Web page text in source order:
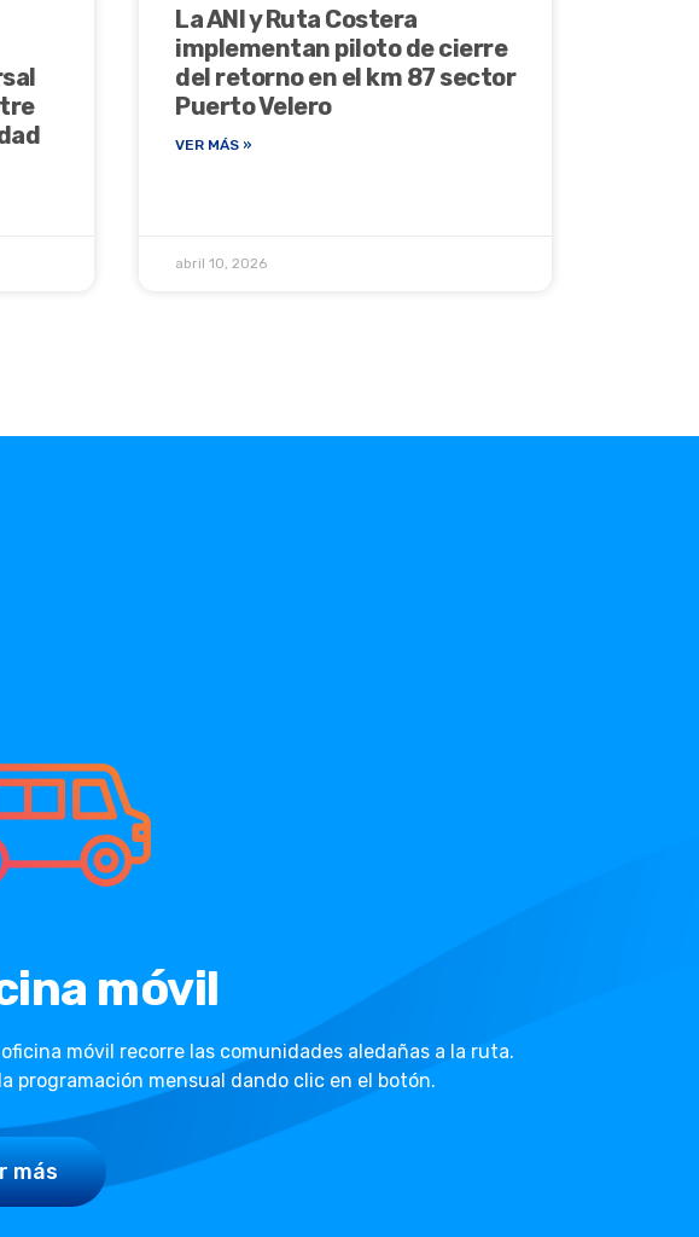
La ANI y Ruta Costera
implementan piloto de cierre
del retorno en el km 87 sector
Puerto Velero
VER MÁS »
abril 10, 2026
móvil
móvil recorre las comunidades aledañas a la ruta.
programación mensual dando clic en el botón.
más